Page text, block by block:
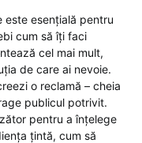
esențială pentru
cum să îți faci
cel mai mult,
de care ai nevoie.
o reclamă – cheia
publicul potrivit.
pentru a înțelege
țintă, cum să